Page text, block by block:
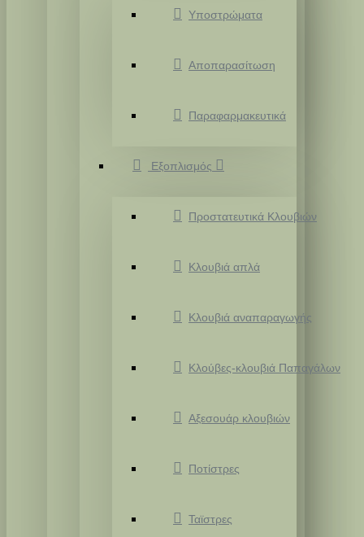
Υποστρώματα
Αποπαρασίτωση
Παραφαρμακευτικά
Εξοπλισμός
Προστατευτικά Κλουβιών
Κλουβιά απλά
Κλουβιά αναπαραγωγής
Κλούβες-κλουβιά Παπαγάλων
Αξεσουάρ κλουβιών
Ποτίστρες
Ταϊστρες